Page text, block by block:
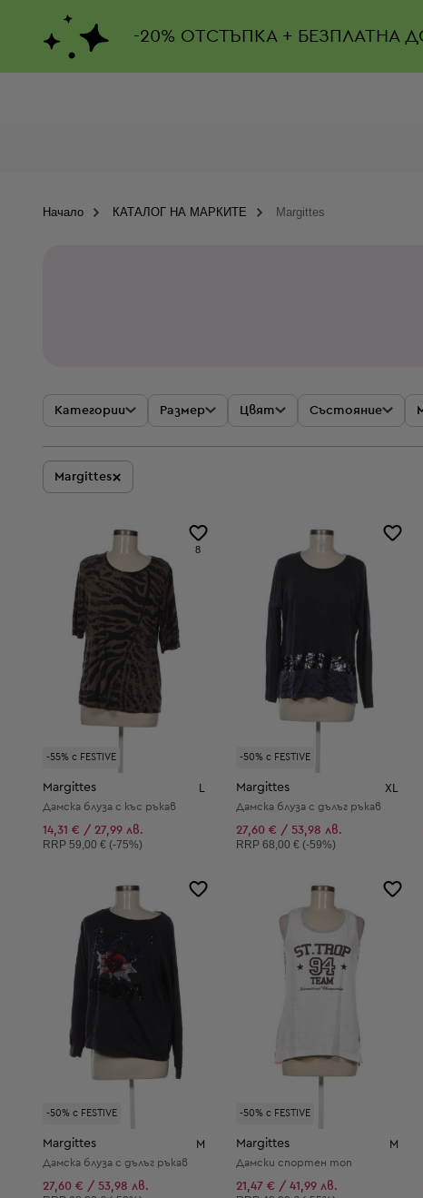
-20% ОТСТЪПКА + БЕЗПЛАТНА
Начало КАТАЛОГ НА МАРКИТЕ Margittes
Категории Размер Цвят Състояние
Margittes×
-55% с FESTIVE
8
Margittes
Дамска блуза с къс ръкав
14,31 € / 27,99 лв.
Препоръчителна цена:
RRP 59,00 € (-75%)
-50% с FESTIVE
Margittes XL
Дамска блуза с дълъг ръкав
27,60 € / 53,98 лв.
Препоръчителна цена:
RRP68,00 € (-59%)
-50% с FESTIVE
Margittes M
Дамска блуза с дълъг ръкав
27,60 € / 53,98 лв.
-50% с FESTIVE
Margittes M
Дамски спортен топ
21,47 € / 41,99 лв.